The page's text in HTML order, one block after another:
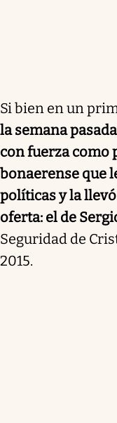
Si bien en un
la semana
con fuerza como
bonaerense que
políticas y la
oferta: el de
Seguridad de
2015.